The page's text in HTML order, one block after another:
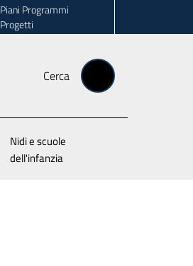
Piani Programmi
Progetti
Cerca
Nidi e scuole
dell'infanzia